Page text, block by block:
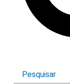
Pesquisar